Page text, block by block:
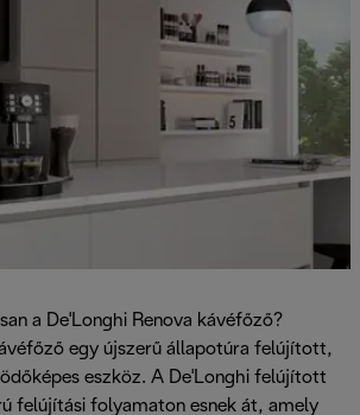
a De'Longhi Renova kávéfőző?
egy újszerű állapotúra felújított,
eszköz. A De'Longhi felújított
felújítási folyamaton esnek át, amely